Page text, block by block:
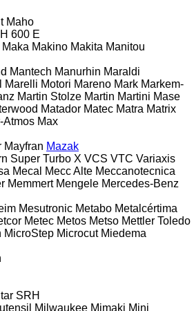
Maho
600 E
Maka Makino Makita Manitou
Mantech Manurhin Maraldi
Marelli Motori Mareno Mark Markem-
Martin Stolze Martin Martini Mase
Matador Matec Matra Matrix
Atmos Max
Mayfran Mazak
Super Turbo X VCS VTC Variaxis
Mecal Mecc Alte Meccanotecnica
Memmert Mengele Mercedes-Benz
Mesutronic Metabo Metalcértima
Metec Metos Metso Mettler Toledo
MicroStep Microcut Miedema
SRH
Milwaukee Mimaki Mini